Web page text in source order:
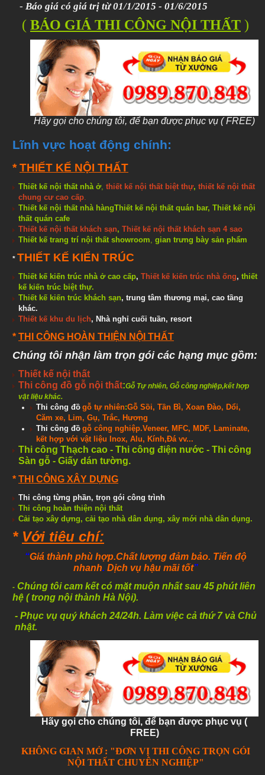
- Báo giá có giá trị từ 01/1/2015 - 01/6/2015
( BÁO GIÁ THI CÔNG NỘI THẤT )
Hãy gọi cho chúng tôi, để bạn được phục vụ ( FREE)
Lĩnh vực hoạt động chính:
*THIẾT KẾ NỘI THẤT
Thiết kế nội thất nhà ở, thiết kế nội thất biệt thự, thiết kế nội thất
chung cư cao cấp.
Thiết kế nội thất nhà hàngThiết kế nội thất quán bar, Thiết kế nội
thất quán cafe
Thiết kế nội thất khách sạn, Thiết kế nội thất khách sạn 4 sao
Thiết kế trang trí nội thất showroom, gian trưng bày sản phẩm
* THIẾT KẾ KIẾN TRÚC
Thiết kế kiến trúc nhà ở cao cấp, Thiết kế kiến trúc nhà ống, thiết
kế kiến trúc biệt thự.
Thiết kế kiến trúc khách sạn, trung tâm thương mại, cao tầng
khác.
Thiết kế khu du lịch, Nhà nghỉ cuối tuần, resort
* THI CÔNG HOÀN THIỆN NỘI THẤT
Chúng tôi nhận làm trọn gói các hạng mục gồm:
Thiết kế nội thất
Thi công đồ gỗ nội thất:Gỗ Tự nhiên, Gỗ công nghiệp,kết hợp
vật liệu khác.
Thi công đồ gỗ tự nhiên:Gỗ Sồi, Tần Bì, Xoan Đào, Dổi,
Căm xe, Lim, Gụ, Trắc, Hương
Thi công đồ gỗ công nghiệp.Veneer, MFC, MDF, Laminate,
kết hợp với vật liệu Inox, Alu, Kính,Đá vv...
Thi công Thạch cao - Thi công điện nước - Thi công
Sàn gỗ - Giấy dán tường.
* THI CÔNG XÂY DỰNG
Thi công từng phần, trọn gói công trình
Thi công hoàn thiện nội thất
Cải tạo xây dựng, cải tạo nhà dân dụng, xây mới nhà dân dụng.
* Với tiêu chí:
“Giá thành phù hợp.Chất lượng đảm bảo. Tiến độ
nhanh. Dịch vụ hậu mãi tốt”
- Chúng tôi cam kết có mặt muộn nhất sau 45 phút liên
hệ ( trong nội thành Hà Nội).
- Phục vụ quý khách 24/24h. Làm việc cả thứ 7 và Chủ
nhật.
Hãy gọi cho chúng tôi, để bạn được phục vụ (
FREE)
KHÔNG GIAN MỞ : "ĐƠN VỊ THI CÔNG TRỌN GÓI
NỘI THẤT CHUYÊN NGHIỆP"